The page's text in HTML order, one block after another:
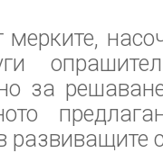
мерките,
за
развиващите